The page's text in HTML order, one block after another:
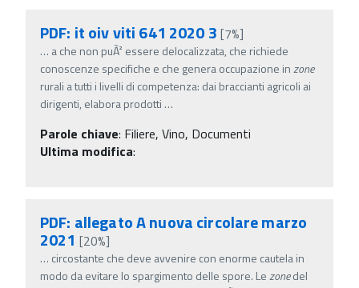
PDF: it oiv viti 641 2020 3 [7%]
… a che non puÃ² essere delocalizzata, che richiede
conoscenze specifiche e che genera occupazione inzone
rurali a tutti i livelli di competenza: dai braccianti agricoli ai
dirigenti, elabora prodotti …
Parole chiave: Filiere, Vino, Documenti
Ultima modifica:
PDF: allegato A nuova circolare marzo
2021 [20%]
… circostante che deve avvenire con enorme cautela in
modo da evitare lo spargimento delle spore. Lezonedel